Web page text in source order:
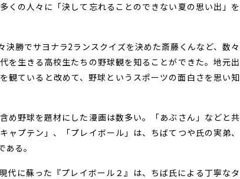
くの人々に「決して忘れることのできない夏の思い出」を
決勝でサヨナラ2ランスクイズを決めた斎藤くんなど、数々
を生きる高校生たちの野球観を知ることができた。地元出
観ていると改めて、野球というスポーツの面白さを思い知
め野球を題材にした漫画は数多い。「あぶさん」などと共
ャプテン」、「プレイボール」は、ちばてつや氏の実弟、
る。
代に蘇った『プレイボール２』は、ちば氏による丁寧なタ